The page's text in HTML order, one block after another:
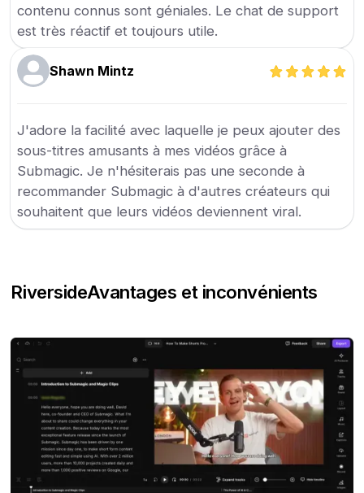
contenu connus sont géniales. Le chat de support
est très réactif et toujours utile.
Shawn Mintz
J'adore la facilité avec laquelle je peux ajouter des
sous-titres amusants à mes vidéos grâce à
Submagic. Je n'hésiterais pas une seconde à
recommander Submagic à d'autres créateurs qui
souhaitent que leurs vidéos deviennent viral.
RiversideAvantages et inconvénients